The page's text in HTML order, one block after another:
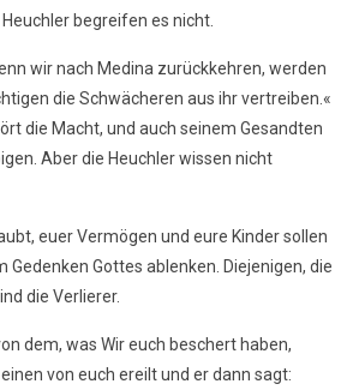
begreifen es nicht.
wir nach Medina zurückkehren, werden
die Schwächeren aus ihr vertreiben.«
die Macht, und auch seinem Gesandten
Aber die Heuchler wissen nicht
euer Vermögen und eure Kinder sollen
Gedenken Gottes ablenken. Diejenigen, die
die Verlierer.
dem, was Wir euch beschert haben,
von euch ereilt und er dann sagt: